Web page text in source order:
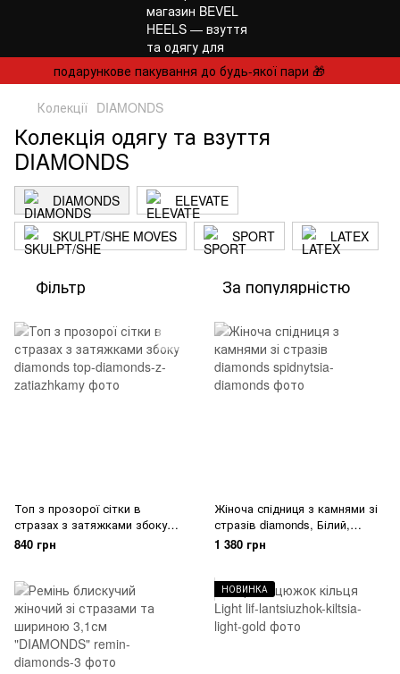
подарункове пакування до будь-якої пари 🎁
Колекції DIAMONDS
Колекція одягу та взуття
DIAMONDS
DIAMONDS
ELEVATE
SKULPT/SHE MOVES
SPORT LATEX
Фільтр За популярністю
Топ з прозорої сітки в
стразах з затяжками збоку
diamonds, Чорний, ONESIZE
840 грн
Жіноча спідниця з камнями зі
стразів diamonds, Білий,
ONESIZE
1 380 грн
НОВИНКА